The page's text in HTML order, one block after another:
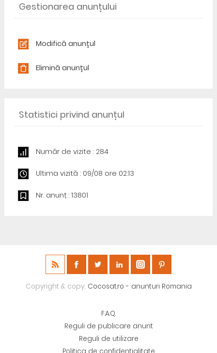
Gestionarea anunțului
Modifică anunțul
Elimină anunțul
Statistici privind anunțul
Număr de vizite : 284
Ultima vizită : 09/08 ore 02:13
Nr. anunț : 13801
Copyright & copy; Cocosat.ro - anunturi Romania
F.A.Q.
Reguli de publicare anunt
Reguli de utilizare